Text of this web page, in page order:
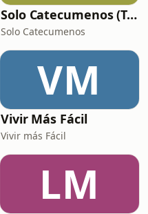
Solo Catecumenos (Temas católicos)
Solo Catecumenos
VM
Vivir Más Fácil
Vivir más Fácil
LM